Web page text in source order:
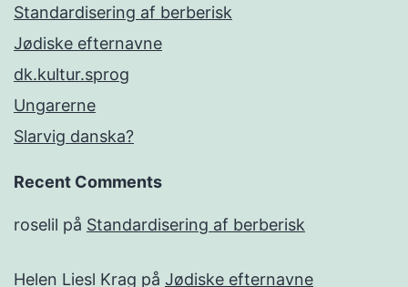
Standardisering af berberisk
Jødiske efternavne
dk.kultur.sprog
Ungarerne
Slarvig danska?
Recent Comments
roselil på Standardisering af berberisk
Helen Liesl Krag på Jødiske efternavne